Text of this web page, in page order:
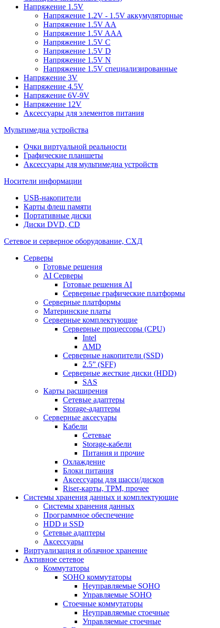
Напряжение 1.5V
Напряжение 1.2V - 1.5V аккумуляторные
Напряжение 1.5V AA
Напряжение 1.5V AAA
Напряжение 1.5V C
Напряжение 1.5V D
Напряжение 1.5V N
Напряжение 1.5V специализированные
Напряжение 3V
Напряжение 4.5V
Напряжение 6V-9V
Напряжение 12V
Аксессуары для элементов питания
Мультимедиа устройства
Очки виртуальной реальности
Графические планшеты
Аксессуары для мультимедиа устройств
Носители информации
USB-накопители
Карты флеш памяти
Портативные диски
Диски DVD, CD
Сетевое и серверное оборудование, СХД
Cерверы
Готовые решения
AI Серверы
Готовые решения AI
Серверные графические платформы
Серверные платформы
Материнские платы
Серверные комплектующие
Серверные процессоры (CPU)
Intel
AMD
Серверные накопители (SSD)
2.5” (SFF)
Серверные жесткие диски (HDD)
SAS
Карты расширения
Сетевые адаптеры
Storage-адаптеры
Серверные аксесуары
Кабели
Сетевые
Storage-кабели
Питания и прочие
Охлаждение
Блоки питания
Аксессуары для шасси/дисков
Riser-карты, TPM, прочее
Системы хранения данных и комплектующие
Системы хранения данных
Программное обеспечение
HDD и SSD
Сетевые адаптеры
Аксессуары
Виртуализация и облачное хранение
Активное сетевое
Коммутаторы
SOHO коммутаторы
Неуправляемые SOHO
Управляемые SOHO
Стоечные коммутаторы
Неуправляемые стоечные
Управляемые стоечные